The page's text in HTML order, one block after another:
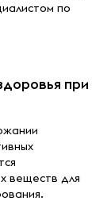
по
при
веществ для